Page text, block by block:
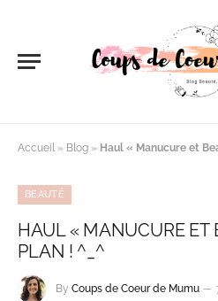
Accueil » Blog » Haul « Manucure et
BEAUTÉ
HAUL « MANUCURE ET
PLAN ! ^_^
By Coups de Coeur de Mumu